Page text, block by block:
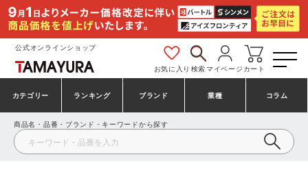
公式オンラインショップ
お気に入り 検索マイページ カート
カテゴリー
安全靴・作業靴
ランキング
安全靴ランキング
ブランド
アシックス
業種
建設・建築作業服
コラム
商品名・品番・ブランド・キーワードから探す